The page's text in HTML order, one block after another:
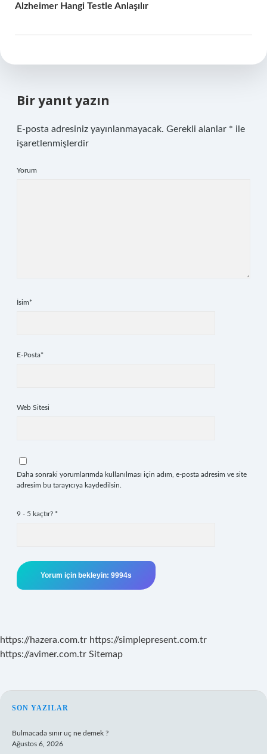
Alzheimer Hangi Testle Anlaşılır
Bir yanıt yazın
E-posta adresiniz yayınlanmayacak. Gerekli alanlar * ile
işaretlenmişlerdir
Yorum
İsim*
E-Posta*
Web Sitesi
Daha sonraki yorumlarımda kullanılması için adım, e-posta adresim ve site
adresim bu tarayıcıya kaydedilsin.
9 - 5 kaçtır? *
https://hazera.com.tr https://simplepresent.com.tr
https://avimer.com.tr Sitemap
SIDEBAR
SON YAZILAR
Bulmacada sınır uç ne demek ?
Ağustos 6, 2026